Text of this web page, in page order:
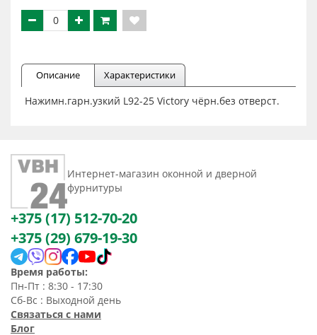
Описание Характеристики
Нажимн.гарн.узкий L92-25 Victory чёрн.без отверст.
Интернет-магазин оконной и дверной
фурнитуры
+375 (17) 512-70-20
+375 (29) 679-19-30
Время работы:
Пн-Пт : 8:30 - 17:30
Сб-Вс : Выходной день
Связаться с нами
Блог